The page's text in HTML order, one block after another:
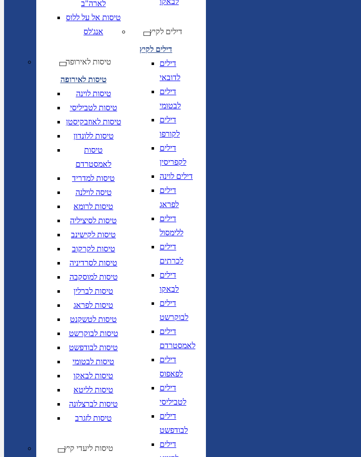
לארה"ב
טיסות אל על ללוס
אנג'לס
טיסות לאירופה
טיסות לאירופה
טיסות לוינה
טיסות לטביליסי
טיסות לאוזבקיסטן
טיסות ללונדון
טיסות
לאמסטרדם
טיסות למדריד
טיסה לוילנה
טיסות לרומא
טיסות לסיציליה
טיסות לקישינב
טיסות לקרקוב
טיסות לסרדיניה
טיסות למוסקבה
טיסות לברלין
טיסות לפראג
טיסות לטשקנט
טיסות לבוקרשט
טיסות לבודפשט
טיסות לבטומי
טיסות לבאקו
טיסות לליטא
טיסות לברצלונה
טיסות לזגרב
טיסות ליעדי קיץ
דילים לקיץ
דילים לקיץ
דילים
לדובאי
דילים
לבטומי
דילים
לקורפו
דילים
לקפריסין
דילים לוינה
דילים
לפראג
דילים
ללימסול
דילים
לכרתים
דילים
לבאקו
דילים
לבוקרשט
דילים
לאמסטרדם
דילים
לפאפוס
דילים
לטביליסי
דילים
לבודפשט
דילים